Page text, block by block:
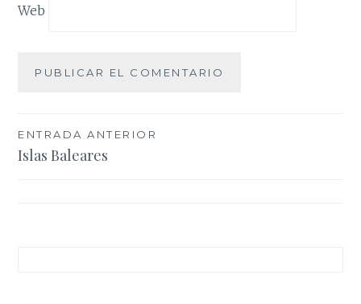
Web
Navegación
de
ENTRADA ANTERIOR
Islas Baleares